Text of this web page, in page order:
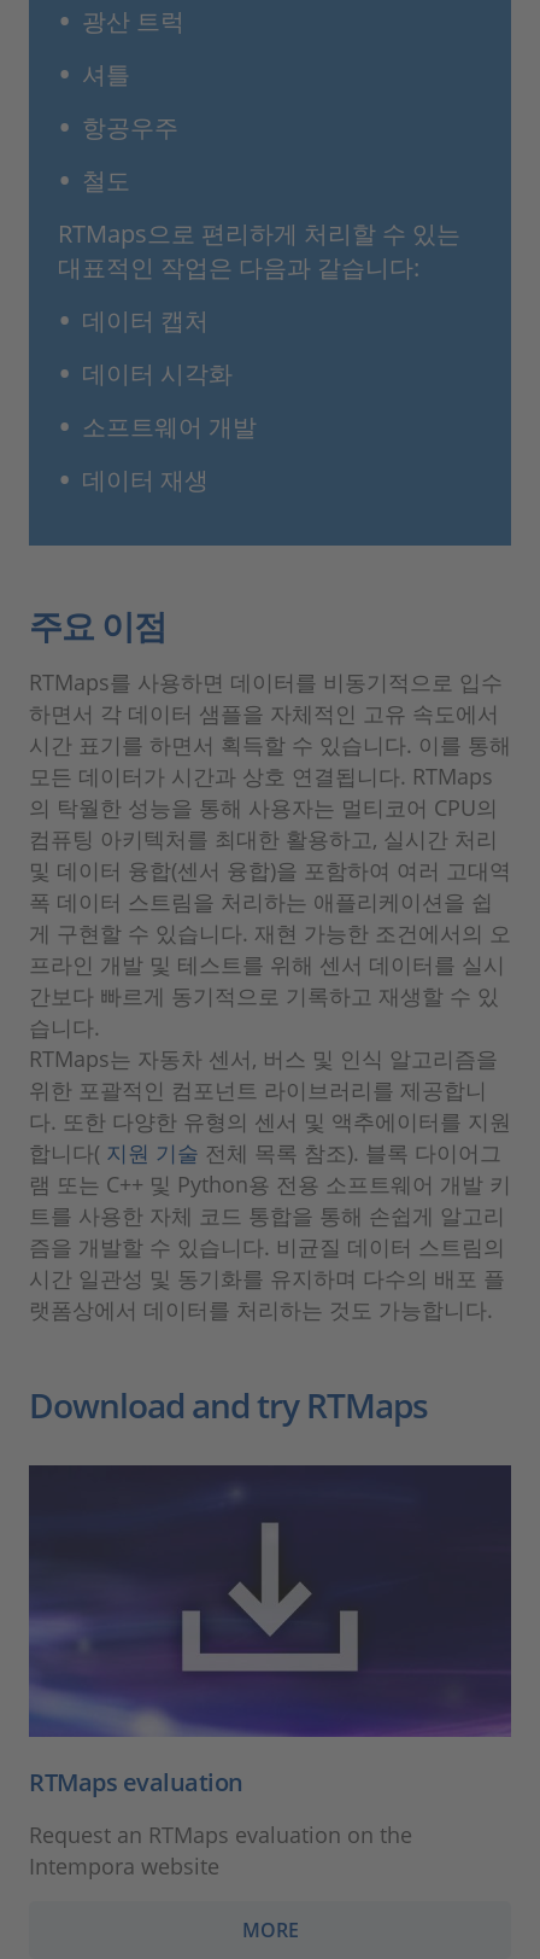
광산 트럭
셔틀
항공우주
철도
RTMaps으로 편리하게 처리할 수 있는
대표적인 작업은 다음과 같습니다:
데이터 캡처
데이터 시각화
소프트웨어 개발
데이터 재생
주요 이점
RTMaps를 사용하면 데이터를 비동기적으로 입수
하면서 각 데이터 샘플을 자체적인 고유 속도에서
시간 표기를 하면서 획득할 수 있습니다. 이를 통해
모든 데이터가 시간과 상호 연결됩니다. RTMaps
의 탁월한 성능을 통해 사용자는 멀티코어 CPU의
컴퓨팅 아키텍처를 최대한 활용하고, 실시간 처리
및 데이터 융합(센서 융합)을 포함하여 여러 고대역
폭 데이터 스트림을 처리하는 애플리케이션을 쉽
게 구현할 수 있습니다. 재현 가능한 조건에서의 오
프라인 개발 및 테스트를 위해 센서 데이터를 실시
간보다 빠르게 동기적으로 기록하고 재생할 수 있
습니다.
RTMaps는 자동차 센서, 버스 및 인식 알고리즘을
위한 포괄적인 컴포넌트 라이브러리를 제공합니
다. 또한 다양한 유형의 센서 및 액추에이터를 지원
합니다( 지원 기술 전체 목록 참조). 블록 다이어그
램 또는 C++ 및 Python용 전용 소프트웨어 개발 키
트를 사용한 자체 코드 통합을 통해 손쉽게 알고리
즘을 개발할 수 있습니다. 비균질 데이터 스트림의
시간 일관성 및 동기화를 유지하며 다수의 배포 플
랫폼상에서 데이터를 처리하는 것도 가능합니다.
Download and try RTMaps
RTMaps evaluation
Request an RTMaps evaluation on the
Intempora website
MORE